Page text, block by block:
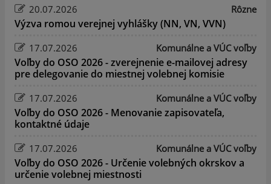
20.07.2026 Rôzne
Výzva romou verejnej vyhlášky (NN, VN, VVN)
17.07.2026 Komunálne a VÚC voľby
Voľby do OSO 2026 - zverejnenie e-mailovej adresy
pre delegovanie do miestnej volebnej komisie
17.07.2026 Komunálne a VÚC voľby
Voľby do OSO 2026 - Menovanie zapisovateľa,
kontaktné údaje
17.07.2026 Komunálne a VÚC voľby
Voľby do OSO 2026 - Určenie volebných okrskov a
určenie volebnej miestnosti